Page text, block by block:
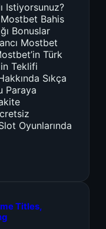
Istiyorsunuz?
Bahis
Bonuslar
Mostbet
Türk
Teklifi
Sıkça
Paraya
Oyunlarında
Titles,